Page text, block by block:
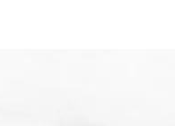
полуфабрикаты